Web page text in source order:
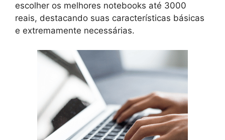
escolher os melhores notebooks até 3000
reais, destacando suas características básicas
e extremamente necessárias.